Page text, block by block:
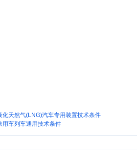
化天然气(LNG)汽车专用装置技术条件
用车列车通用技术条件